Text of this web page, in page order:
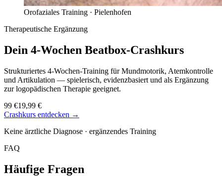
Orofaziales Training · Pielenhofen
Therapeutische Ergänzung
Dein 4-Wochen Beatbox-Crashkurs
Strukturiertes 4-Wochen-Training für Mundmotorik, Atemkontrolle
und Artikulation — spielerisch, evidenzbasiert und als Ergänzung
zur logopädischen Therapie geeignet.
99 €19,99 €
Crashkurs entdecken →
Keine ärztliche Diagnose · ergänzendes Training
FAQ
Häufige Fragen